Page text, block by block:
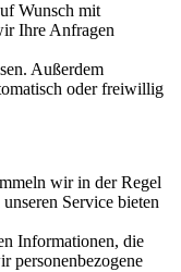
Wunsch mit
Ihre Anfragen
Außerdem
oder freiwillig
wir in der Regel
Service bieten
Informationen, die
personenbezogene